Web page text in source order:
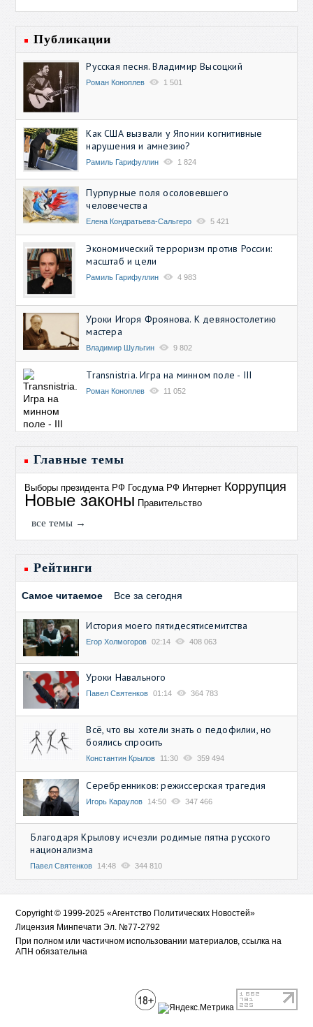
Публикации
Русская песня. Владимир Высоцкий
Роман Коноплев 1 501
Как США вызвали у Японии когнитивные
нарушения и амнезию?
Рамиль Гарифуллин 1 824
Пурпурные поля осоловевшего
человечества
Елена Кондратьева-Сальгеро 5 421
Экономический терроризм против России:
масштаб и цели
Рамиль Гарифуллин 4 983
Уроки Игоря Фроянова. К девяностолетию
мастера
Владимир Шульгин 9 802
Transnistria. Игра на минном поле - III
Роман Коноплев 11 052
Главные темы
Выборы президента РФ Госдума РФ Интернет Коррупция
Новые законы Правительство
все темы →
Рейтинги
Самое читаемое Все за сегодня
История моего пятидесятисемитства
Егор Холмогоров 02:14 408 063
Уроки Навального
Павел Святенков 01:14 364 783
Всё, что вы хотели знать о педофилии, но
боялись спросить
Константин Крылов 11:30 359 494
Серебренников: режиссерская трагедия
Игорь Караулов 14:50 347 466
Благодаря Крылову исчезли родимые пятна русского
национализма
Павел Святенков 14:48 344 810
Copyright © 1999-2025 «Агентство Политических Новостей»
Лицензия Минпечати Эл. №77-2792
При полном или частичном использовании материалов, ссылка на
АПН обязательна